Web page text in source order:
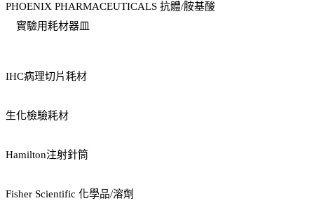
PHOENIX PHARMACEUTICALS 抗體/胺基酸
實驗用耗材器皿
IHC病理切片耗材
生化檢驗耗材
Hamilton注射針筒
Fisher Scientific 化學品/溶劑